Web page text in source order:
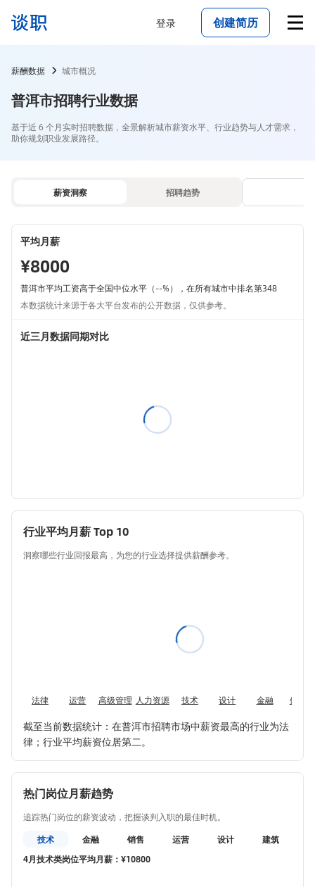
登录 创建简历
薪酬数据 城市概况
普洱市招聘行业数据
基于近 6 个月实时招聘数据，全景解析城市薪资水平、行业趋势与人才需求，
助你规划职业发展路径。
薪资洞察 招聘趋势
平均月薪
¥8000
普洱市平均工资高于全国中位水平（--%），在所有城市中排名第348
本数据统计来源于各大平台发布的公开数据，仅供参考。
近三月数据同期对比
行业平均月薪 Top 10
洞察哪些行业回报最高，为您的行业选择提供薪酬参考。
法律 运营 高级管理 人力资源 技术 设计 金融 供应链
截至当前数据统计：在普洱市招聘市场中薪资最高的行业为法
律；行业平均薪资位居第二。
热门岗位月薪趋势
追踪热门岗位的薪资波动，把握谈判入职的最佳时机。
技术
金融 销售 运营 设计 建筑
4月技术类岗位平均月薪：¥10800